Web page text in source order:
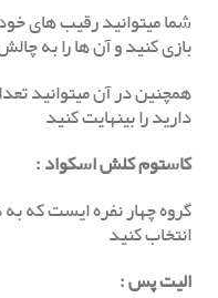
شما میتوانید رقیب های
بازی کنید و آن ها را به
همچنین در آن میتوانید
دارید را بینهایت کنید
کاستوم کلش اسکواد :
گروه چهار نفره ایست که به
انتخاب کنید
الیت پس: